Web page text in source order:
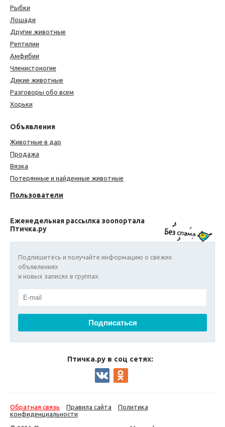
Рыбки
Лошади
Другие животные
Рептилии
Амфибии
Членистоногие
Дикие животные
Разговоры обо всем
Хорьки
Объявления
Животные в дар
Продажа
Вязка
Потерянные и найденные животные
Пользователи
Еженедельная рассылка зоопортала
Птичка.ру
Подпишитесь и получайте информацию о свежих
объявлениях
и новых записях в группах
Птичка.ру в соц сетях:
Обратная связь Правила сайта
Политика
конфиденциальности